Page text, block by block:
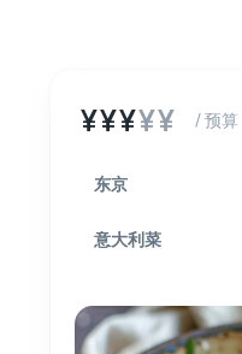
¥¥¥¥¥ / 预算
东京
意大利菜